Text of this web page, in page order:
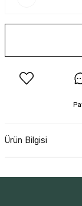
Ürün Bilgisi